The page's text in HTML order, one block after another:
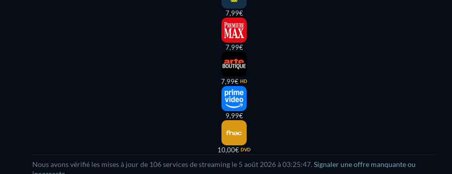
7,99€
7,99€
7,99€ HD
9,99€
10,00€ DVD
Nous avons vérifié les mises à jour de 106 services de streaming le 5 août 2026 à 03:25:47. Signaler une offre manquante ou